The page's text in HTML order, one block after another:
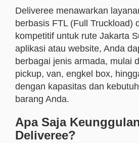
Deliveree menawarkan
berbasis FTL (Full Truckload)
kompetitif untuk rute Jakarta
aplikasi atau website, Anda
berbagai jenis armada, mulai
pickup, van, engkel box,
dengan kapasitas dan
barang Anda.
Apa Saja
Deliveree?